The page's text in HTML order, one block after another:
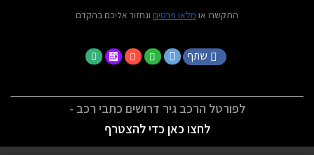
התקשרו או מלאו פרטים ונחזור אליכם בהקדם
שתף
לפורטל הרכב גיר דרושים כתבי רכב -
לחצו כאן כדי להצטרף